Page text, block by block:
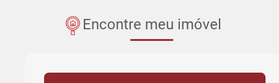
Encontre meu imóvel